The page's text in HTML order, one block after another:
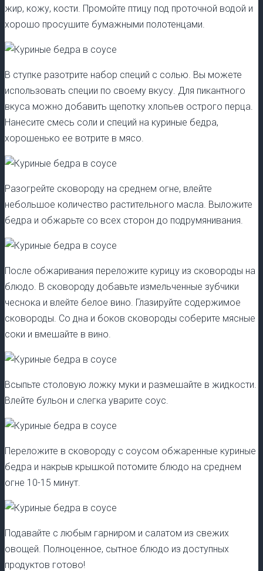
жир, кожу, кости. Промойте птицу под проточной водой и
хорошо просушите бумажными полотенцами.
В ступке разотрите набор специй с солью. Вы можете
использовать специи по своему вкусу. Для пикантного
вкуса можно добавить щепотку хлопьев острого перца.
Нанесите смесь соли и специй на куриные бедра,
хорошенько ее вотрите в мясо.
Разогрейте сковороду на среднем огне, влейте
небольшое количество растительного масла. Выложите
бедра и обжарьте со всех сторон до подрумянивания.
После обжаривания переложите курицу из сковороды на
блюдо. В сковороду добавьте измельченные зубчики
чеснока и влейте белое вино. Глазируйте содержимое
сковороды. Со дна и боков сковороды соберите мясные
соки и вмешайте в вино.
Всыпьте столовую ложку муки и размешайте в жидкости.
Влейте бульон и слегка уварите соус.
Переложите в сковороду с соусом обжаренные куриные
бедра и накрыв крышкой потомите блюдо на среднем
огне 10-15 минут.
Подавайте с любым гарниром и салатом из свежих
овощей. Полноценное, сытное блюдо из доступных
продуктов готово!